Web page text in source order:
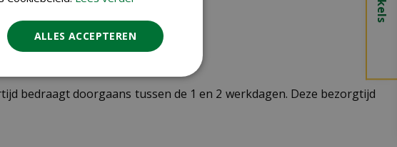
bedraagt doorgaans tussen de 1 en 2 werkdagen. Deze bezorgtijd
ALLES ACCEPTEREN